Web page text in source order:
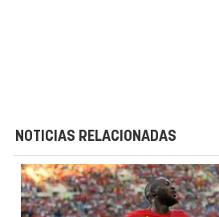
NOTICIAS RELACIONADAS